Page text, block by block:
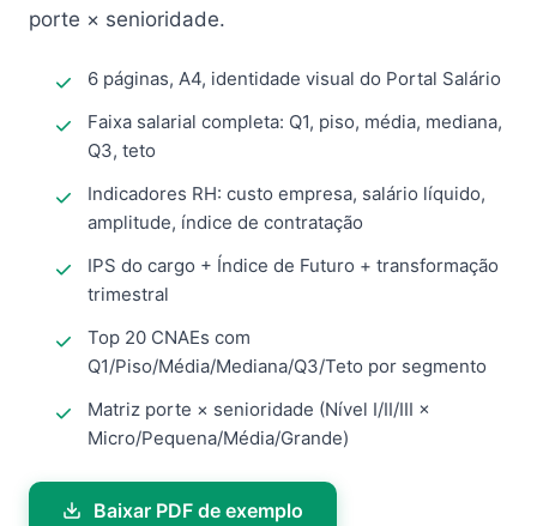
porte × senioridade.
6 páginas, A4, identidade visual do Portal Salário
Faixa salarial completa: Q1, piso, média, mediana,
Q3, teto
Indicadores RH: custo empresa, salário líquido,
amplitude, índice de contratação
IPS do cargo + Índice de Futuro + transformação
trimestral
Top 20 CNAEs com
Q1/Piso/Média/Mediana/Q3/Teto por segmento
Matriz porte × senioridade (Nível I/II/III ×
Micro/Pequena/Média/Grande)
Baixar PDF de exemplo